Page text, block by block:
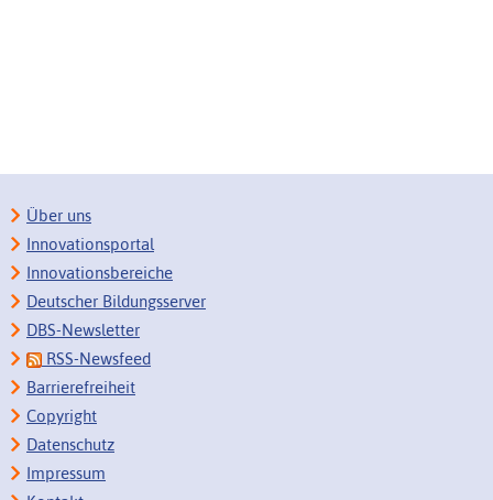
Über uns
Innovationsportal
Innovationsbereiche
Deutscher Bildungsserver
DBS-Newsletter
RSS-Newsfeed
Barrierefreiheit
Copyright
Datenschutz
Impressum